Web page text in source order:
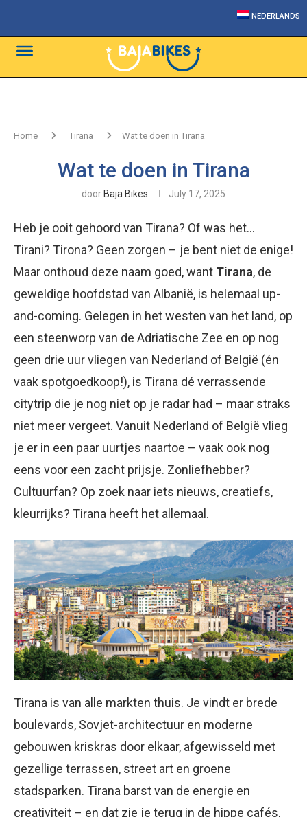
NEDERLANDS
Home Tirana Wat te doen in Tirana
Wat te doen in Tirana
door Baja Bikes July 17, 2025
Heb je ooit gehoord van Tirana? Of was het…
Tirani? Tirona? Geen zorgen – je bent niet de enige!
Maar onthoud deze naam goed, want Tirana, de
geweldige hoofdstad van Albanië, is helemaal up-
and-coming. Gelegen in het westen van het land, op
een steenworp van de Adriatische Zee en op nog
geen drie uur vliegen van Nederland of België (én
vaak spotgoedkoop!), is Tirana dé verrassende
citytrip die je nog niet op je radar had – maar straks
niet meer vergeet. Vanuit Nederland of België vlieg
je er in een paar uurtjes naartoe – vaak ook nog
eens voor een zacht prijsje. Zonliefhebber?
Cultuurfan? Op zoek naar iets nieuws, creatiefs,
kleurrijks? Tirana heeft het allemaal.
Tirana is van alle markten thuis. Je vindt er brede
boulevards, Sovjet-architectuur en moderne
gebouwen kriskras door elkaar, afgewisseld met
gezellige terrassen, street art en groene
stadsparken. Tirana barst van de energie en
creativiteit – en dat zie je terug in de hippe cafés,